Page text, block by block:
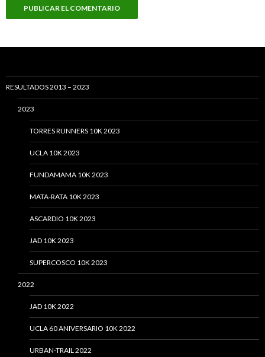
RESULTADOS 2013 – 2023
2023
TORRES RUNNERS 10K 2023
UCLA 10K 2023
FUNDAMAMA 10K 2023
MATA-RATA 10K 2023
ASCARDIO 10K 2023
JAD 10K 2023
SUPERCOSCO 10K 2023
2022
JAD 10K 2022
UCLA 60 ANIVERSARIO 10K 2022
URBAN-TRAIL 2022